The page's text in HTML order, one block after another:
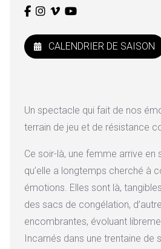
CALENDRIER DE SAISON
Un spectacle qui fait de nos
terrain de jeu et de résistance
Ce soir-là, une femme arrive en
qu’elle a longtemps cherché à
émotions. Elles sont là,
des sacs de congélation,
encombrantes, évoluant
Incarnés dans une trentaine de